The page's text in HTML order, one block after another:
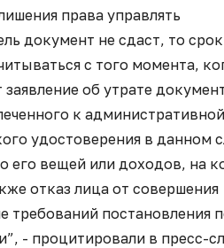
права управлять
документ не сдаст, то срок
с того момента,
об утрате
к административной
удостоверения в данном
его вещей или доходов, на
отказ лица от совершения
требований постановления
- процитировали в пресс-